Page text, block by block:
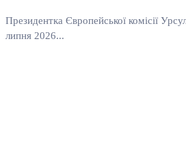
Президентка Європейської комісії
липня 2026...